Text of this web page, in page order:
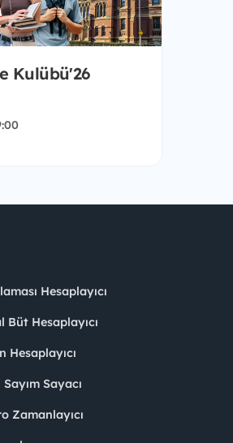
Kulübü'26
Hesaplayıcı
Büt Hesaplayıcı
Hesaplayıcı
Sayacı
Zamanlayıcı